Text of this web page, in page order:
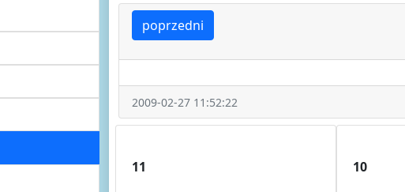
poprzedni
2009-02-27 11:52:22
11 10